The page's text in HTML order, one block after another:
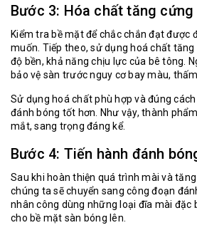
Bước 3: Hóa chất tăng cứng
Kiểm tra bề mặt để chắc chắn đạt được
muốn. Tiếp theo, sử dụng hoá chất
độ bền, khả năng chịu lực của bê tông.
bảo vệ sàn trước nguy cơ bay màu,
Sử dụng hoá chất phù hợp và đúng
đánh bóng tốt hơn. Như vậy, thành
mắt, sang trọng đáng kể.
Bước 4: Tiến hành đánh
Sau khi hoàn thiện quá trình mài và
chúng ta sẽ chuyển sang công đoạn
nhân công dùng những loại đĩa mài đặc
cho bề mặt sàn bóng lên.